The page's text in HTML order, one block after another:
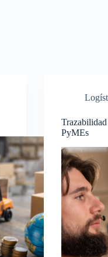
PyMEs